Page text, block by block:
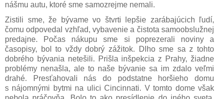
nášmu autu, ktoré sme samozrejme nemali.
Zistili sme, že bývame vo štvrti lepšie zarábajúcich ľudí,
čomu odpovedal vzhľad, vybavenie a čistota samoobslužnej
predajne. Počas nákupu sme si poprezerali noviny a
časopisy, bol to vždy dobrý zážitok. Dlho sme sa z tohto
dobrého bývania netešili. Prišla inšpekcia z Prahy, žiadne
problémy nenašla, ale to naše bývanie sa im zdalo veľmi
drahé. Presťahovali nás do podstatne horšieho domu
s nájomnými bytmi na ulici Cincinnati. V tomto dome však